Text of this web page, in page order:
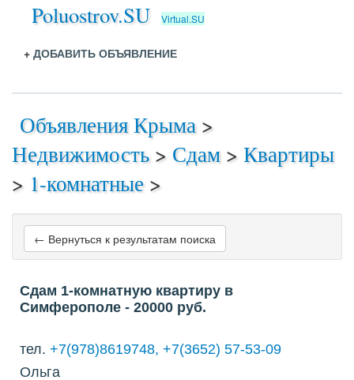
Poluostrov.SU Virtual.SU
+ ДОБАВИТЬ ОБЪЯВЛЕНИЕ
Объявления Крыма >
Недвижимость> Сдам > Квартиры
> 1-комнатные>
← Вернуться к результатам поиска
Сдам 1-комнатную квартиру в
Симферополе - 20000 руб.
тел. +7(978)8619748, +7(3652) 57-53-09
Ольга